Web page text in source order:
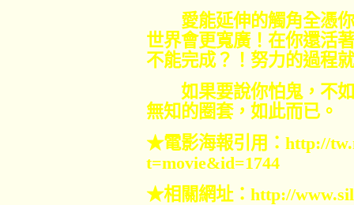
愛能延伸的觸角全憑你
世界會更寬廣！在你還活
不能完成？！努力的過程
如果要說你怕鬼，不如
無知的圈套，如此而已。
★電影海報引用： http://
t=movie&id=1744
★相關網址： http://